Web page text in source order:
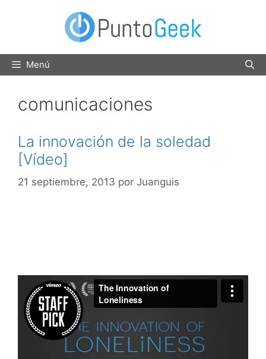
Menú
comunicaciones
La innovación de la soledad
[Vídeo]
21 septiembre, 2013 por Juanguis